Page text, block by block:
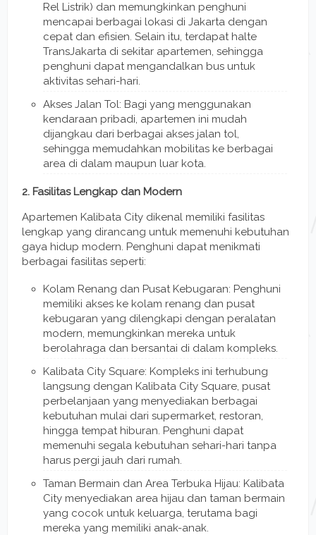
Rel Listrik) dan memungkinkan penghuni
mencapai berbagai lokasi di Jakarta dengan
cepat dan efisien. Selain itu, terdapat halte
TransJakarta di sekitar apartemen, sehingga
penghuni dapat mengandalkan bus untuk
aktivitas sehari-hari.
Akses Jalan Tol: Bagi yang menggunakan
kendaraan pribadi, apartemen ini mudah
dijangkau dari berbagai akses jalan tol,
sehingga memudahkan mobilitas ke berbagai
area di dalam maupun luar kota.
2. Fasilitas Lengkap dan Modern
Apartemen Kalibata City dikenal memiliki fasilitas
lengkap yang dirancang untuk memenuhi kebutuhan
gaya hidup modern. Penghuni dapat menikmati
berbagai fasilitas seperti:
Kolam Renang dan Pusat Kebugaran: Penghuni
memiliki akses ke kolam renang dan pusat
kebugaran yang dilengkapi dengan peralatan
modern, memungkinkan mereka untuk
berolahraga dan bersantai di dalam kompleks.
Kalibata City Square: Kompleks ini terhubung
langsung dengan Kalibata City Square, pusat
perbelanjaan yang menyediakan berbagai
kebutuhan mulai dari supermarket, restoran,
hingga tempat hiburan. Penghuni dapat
memenuhi segala kebutuhan sehari-hari tanpa
harus pergi jauh dari rumah.
Taman Bermain dan Area Terbuka Hijau: Kalibata
City menyediakan area hijau dan taman bermain
yang cocok untuk keluarga, terutama bagi
mereka yang memiliki anak-anak.